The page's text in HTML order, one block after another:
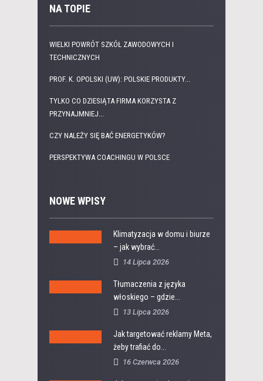
NA TOPIE
WIELKI POWRÓT SZKÓŁ ZAWODOWYCH I
TECHNICZNYCH
PROF. K. OPOLSKI (UW): POLSKIE PRODUKTY...
TYLKO CO DZIESIĄTA FIRMA KORZYSTA Z
PRZYNAJMNIEJ...
CZY NALEŻY SIĘ BAĆ ENERGETYKÓW?
PERSPEKTYWA COACHINGU W POLSCE
NOWE WPISY
Klimatyzacja w domu i biurze
– jak wybrać...
14 Lipca 2026
Tłumaczenia z języka
włoskiego – gdzie...
13 Lipca 2026
Jak targetować reklamy Meta,
żeby trafiać do...
16 Czerwca 2026